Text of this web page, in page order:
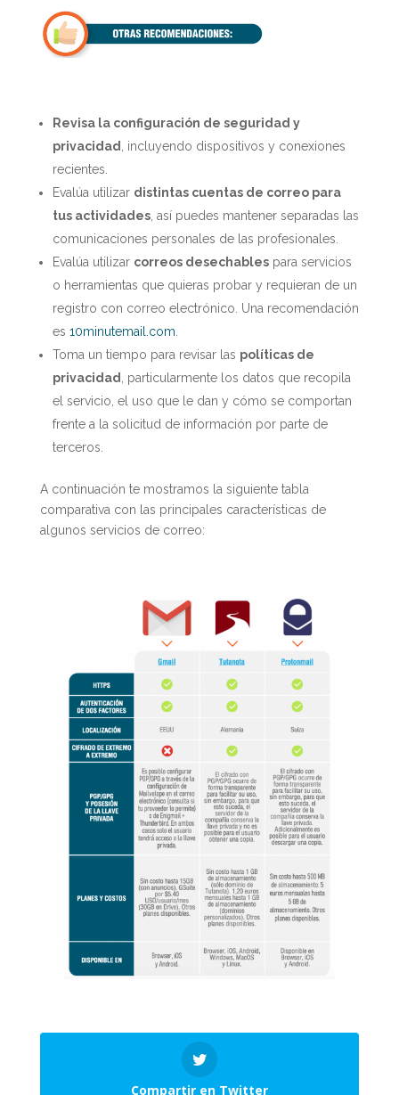
Revisa la configuración de seguridad y
privacidad, incluyendo dispositivos y conexiones
recientes.
Evalúa utilizar distintas cuentas de correo para
tus actividades, así puedes mantener separadas las
comunicaciones personales de las profesionales.
Evalúa utilizar correos desechablespara servicios
o herramientas que quieras probar y requieran de un
registro con correo electrónico. Una recomendación
es 10minutemail.com.
Toma un tiempo para revisar las políticas de
privacidad, particularmente los datos que recopila
el servicio, el uso que le dan y cómo se comportan
frente a la solicitud de información por parte de
terceros.
A continuación te mostramos la siguiente tabla
comparativa con las principales características de
algunos servicios de correo:
Compartir en Twitter